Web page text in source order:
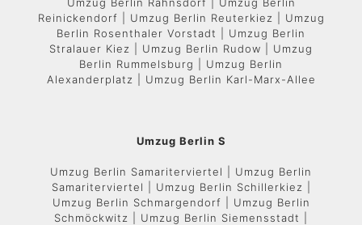
Reinickendorf | Umzug Berlin Reuterkiez | Umzug
Berlin Rosenthaler Vorstadt | Umzug Berlin
Stralauer Kiez | Umzug Berlin Rudow | Umzug
Berlin Rummelsburg | Umzug Berlin
Alexanderplatz | Umzug Berlin Karl-Marx-Allee
Umzug Berlin S
Umzug Berlin Samariterviertel | Umzug Berlin
Samariterviertel | Umzug Berlin Schillerkiez |
Umzug Berlin Schmargendorf | Umzug Berlin
Schmöckwitz | Umzug Berlin Siemensstadt |